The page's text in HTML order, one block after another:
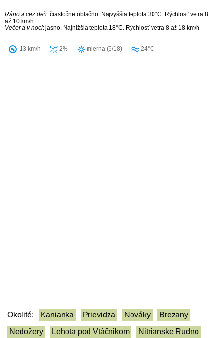
Ráno a cez deň: čiastočne oblačno. Najvyššia teplota 30°C. Rýchlosť vetra 8
až 10 km/h
Večer a v noci: jasno. Najnižšia teplota 18°C. Rýchlosť vetra 8 až 18 km/h
13 km/h 2% mierna (6/18) 24°C
Okolité: Kanianka Prievidza Nováky
Brezany
Nedožery
Lehota pod Vtáčnikom
Nitrianske Rudno